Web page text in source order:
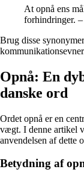
At opnå ens
forhindringer.
Brug disse
Opnå: En
danske ord
Ordet opnå er en
vægt. I denne artikel
anvendelsen af dette
Betydning af